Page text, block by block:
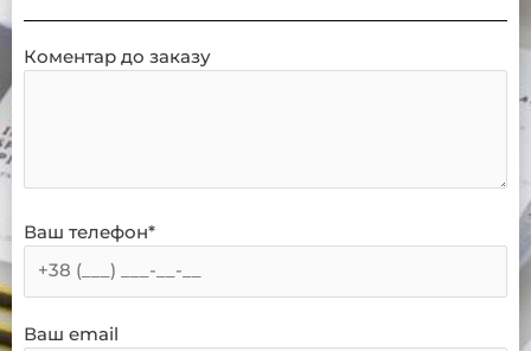
Коментар до заказу
Ваш телефон*
Ваш email